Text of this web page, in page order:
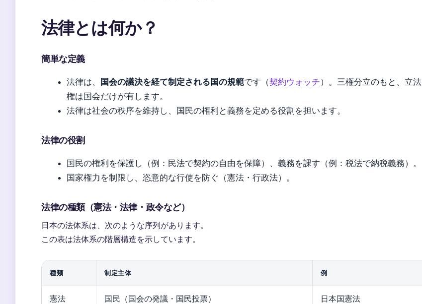
法律とは何か？
簡単な定義
法律は、 国会の議決を経て制定される国の規範です（契約ウォッチ）。三権分立のもと、立法
権は国会だけが有します。
法律は社会の秩序を維持し、国民の権利と義務を定める役割を担います。
法律の役割
国民の権利を保護し（例：民法で契約の自由を保障）、義務を課す（例：税法で納税義務）。
国家権力を制限し、恣意的な行使を防ぐ（憲法・行政法）。
法律の種類（憲法・法律・政令など）
日本の法体系は、次のような序列があります。
この表は法体系の階層構造を示しています。
種類 制定主体 例
憲法 国民（国会の発議・国民投票） 日本国憲法